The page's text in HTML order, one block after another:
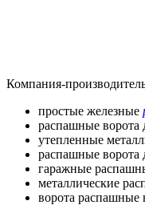
Компания-
простые железные
распашные ворота
утепленные
распашные ворота
гаражные
металлические
ворота распашные